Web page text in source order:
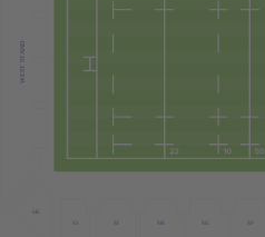
SF
SG
SH
SI
SJ
WEST STAND
SK